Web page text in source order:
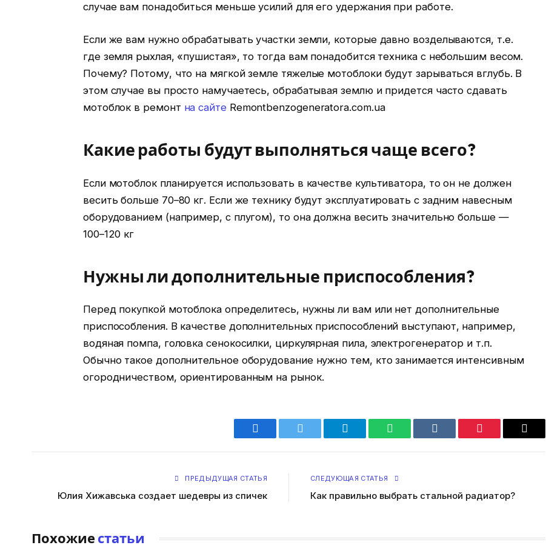
случае вам понадобиться меньше усилий для его удержания при работе.
Если же вам нужно обрабатывать участки земли, которые давно возделываются, т.е.
где земля рыхлая, «пушистая», то тогда вам понадобится техника с небольшим весом.
Почему? Потому, что на мягкой земле тяжелые мотоблоки будут зарываться вглубь. В
этом случае вы просто намучаетесь, обрабатывая землю и придется часто сдавать
мотоблок в ремонт на сайтеRemontbenzogeneratora.com.ua
Какие работы будут выполняться чаще всего?
Если мотоблок планируется использовать в качестве культиватора, то он не должен
весить больше 70–80 кг. Если же технику будут эксплуатировать с задним навесным
оборудованием (например, с плугом), то она должна весить значительно больше —
100–120 кг
Нужны ли дополнительные приспособления?
Перед покупкой мотоблока определитесь, нужны ли вам или нет дополнительные
приспособления. В качестве дополнительных приспособлений выступают, например,
водяная помпа, головка сенокосилки, циркулярная пила, электрогенератор и т.п.
Обычно такое дополнительное оборудование нужно тем, кто занимается интенсивным
огородничеством, ориентированным на рынок.
Facebook Twitter Telegram WhatsAppVKontaktePinterest Email
ПРЕДЫДУЩАЯ СТАТЬЯ
Юлия Хижавська создает шедевры из спичек
СЛЕДУЮЩАЯ СТАТЬЯ
Как правильно выбрать стальной радиатор?
Похожие статьи